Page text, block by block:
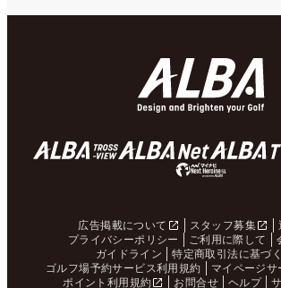
広告掲載について スタッフ募集
プライバシーポリシー
ご利用に際して
ガイドライン
特定商取引法に基づ
ゴルフ場予約サービス利用規約
マイページ
ポイント利用規約
お問合せ ヘルプ